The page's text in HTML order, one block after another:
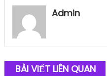
Admin
BÀI VIẾT LIÊN QUAN